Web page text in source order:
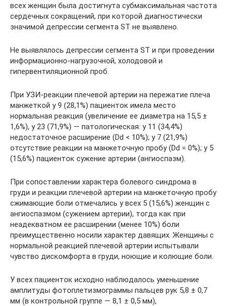
всех женщин была достигнута субмаксимальная частота
сердечных сокращений, при которой диагностически
значимой депрессии сегмента ST не выявлено.
Не выявлялось депрессии сегмента ST и при проведении
информационно-нагрузочной, холодовой и
гипервентиляционной проб.
При УЗИ-реакции плечевой артерии на пережатие плеча
манжеткой у 9 (28,1%) пациенток имела место
нормальная реакция (увеличение ее диаметра на 15,5 ±
1,6%), у 23 (71,9%) — патологическая: у 11 (34,4%)
недостаточное расширение (Dd < 10%); у 7 (21,9%)
отсутствие реакции на манжеточную пробу (Dd = 0%); у 5
(15,6%) пациенток сужение артерии (ангиоспазм).
При сопоставлении характера болевого синдрома в
груди и реакции плечевой артерии на манжеточную пробу
сжимающие боли отмечались у всех 5 (15,6%) женщин с
ангиоспазмом (сужением артерии), тогда как при
неадекватном ее расширении (менее 10%) боли
преимущественно носили характер давящих. Женщины с
нормальной реакцией плечевой артерии испытывали
чувство дискомфорта в груди, ноющие и колющие боли.
У всех пациенток исходно наблюдалось уменьшение
амплитуды фотоплетизмограммы пальцев рук 5,8 ± 0,7
мм (в контрольной группе — 8,1 ± 0,5 мм),